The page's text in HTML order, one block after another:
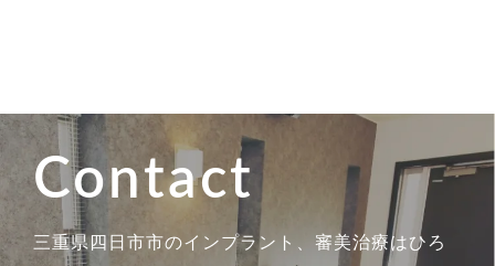
Contact
三重県四日市市のインプラント、審美治療はひろ